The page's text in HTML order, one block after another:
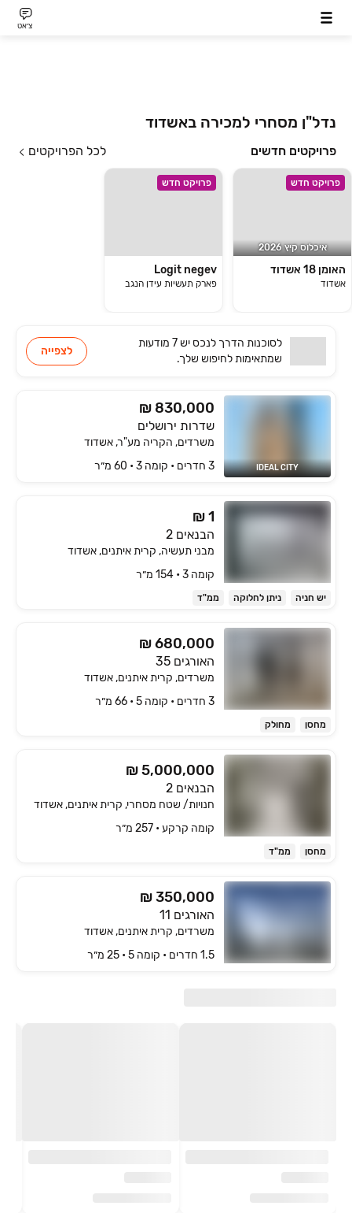
צ׳אט
נדל"ן מסחרי למכירה באשדוד
פרויקטים חדשים לכל הפרויקטים
פרויקט חדש
איכלוס קיץ 2026
האומן 18 אשדוד
אשדוד
פרויקט חדש
Logit negev
פארק תעשיות עידן הנגב
לסוכנות הדרך לנכס יש
7 מודעות
שמתאימותלחיפוש שלך.
לצפייה
IDEAL CITY
₪ 830,000
שדרות ירושלים
משרדים, הקריה מע"ר, אשדוד
3 חדרים • קומה ‎3‏ • 60 מ״ר
₪ 1
הבנאים 2
מבני תעשיה, קרית איתנים, אשדוד
קומה ‎3‏ • 154 מ״ר
יש חניה ניתן לחלוקה ממ"ד
₪ 680,000
האורגים 35
משרדים, קרית איתנים, אשדוד
3 חדרים • קומה ‎5‏ • 66 מ״ר
מחסן מחולק
₪ 5,000,000
הבנאים 2
חנויות/ שטח מסחרי, קרית איתנים, אשדוד
קומה ‎קרקע‏ • 257 מ״ר
מחסן ממ"ד
₪ 350,000
האורגים 11
משרדים, קרית איתנים, אשדוד
1.5 חדרים • קומה ‎5‏ • 25 מ״ר